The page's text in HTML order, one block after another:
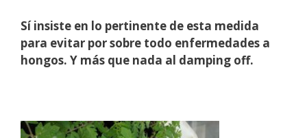
Sí insiste en lo pertinente de esta medida
para evitar por sobre todo enfermedades a
hongos. Y más que nada al damping off.